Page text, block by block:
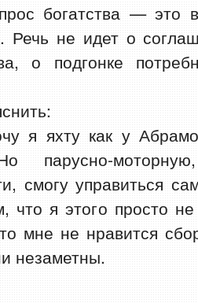
богатства — это
Речь не идет о
о подгонке
я яхту как у
парусно-
смогу управиться
что я этого просто
мне не нравится
незаметны.